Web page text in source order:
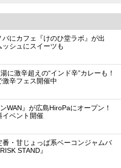
にカフェ『けのひ堂ラボ』が出
シュにスイーツも
に激辛超えの“インド辛”カレーも！
激辛フェス開催中
WAN』が広島HiroPaにオープン！
イベント開催
・甘じょっぱ系ベーコンジャムバ
STAND』